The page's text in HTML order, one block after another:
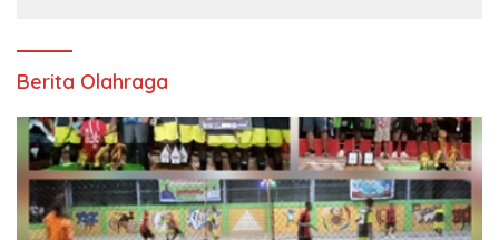
Berita Olahraga